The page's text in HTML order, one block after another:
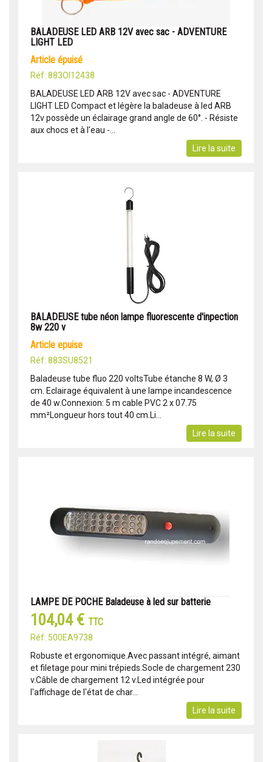
BALADEUSE LED ARB 12V avec sac - ADVENTURE
LIGHT LED
article épuisé
Réf: 883OI12438
BALADEUSE LED ARB 12V avec sac - ADVENTURE
LIGHT LED Compact et légère la baladeuse à led ARB
12v possède un éclairage grand angle de 60°. - Résiste
aux chocs et à l'eau -...
Lire la suite
BALADEUSE tube néon lampe fluorescente d'inpection
8w 220 v
article epuise
Réf: 883SU8521
Baladeuse tube fluo 220 voltsTube étanche 8 W, Ø 3
cm. Eclairage équivalent à une lampe incandescence
de 40 w.Connexion: 5 m cable PVC 2 x 07.75
mm²Longueur hors tout 40 cm.Li...
Lire la suite
LAMPE DE POCHE Baladeuse à led sur batterie
104,04 € TTC
Réf: 500EA9738
Robuste et ergonomique.Avec passant intégré, aimant
et filetage pour mini trépieds.Socle de chargement 230
v.Câble de chargement 12 v.Led intégrée pour
l'affichage de l'état de char...
Lire la suite